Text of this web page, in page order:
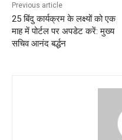
Previous article
25 बिंदु कार्यक्रम के लक्ष्यों को एक
माह में पोर्टल पर अपडेट करें: मुख्य
सचिव आनंद बर्द्धन